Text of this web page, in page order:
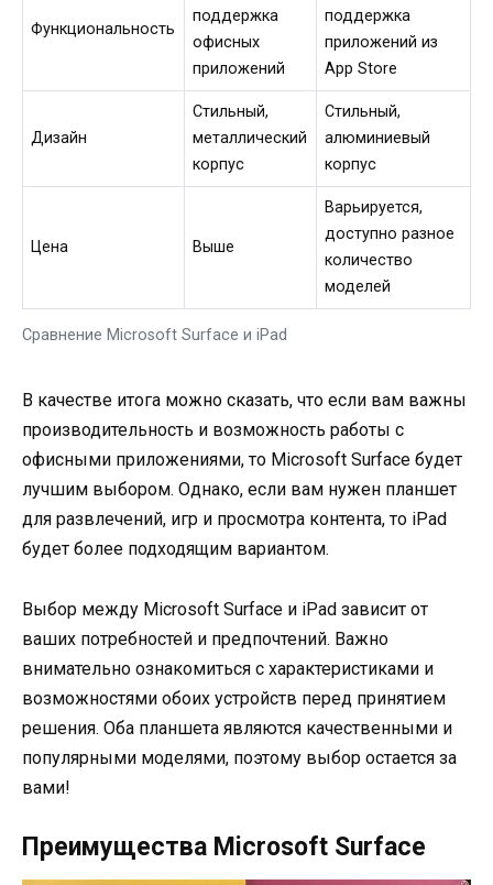
Сравнение Microsoft Surface и iPad
Функциональность
поддержка
офисных
приложений
поддержка
приложений из
App Store
Дизайн
Стильный,
металлический
корпус
Стильный,
алюминиевый
корпус
Цена Выше
Варьируется,
доступно разное
количество
моделей
В качестве итога можно сказать, что если вам важны
производительность и возможность работы с
офисными приложениями, то Microsoft Surface будет
лучшим выбором. Однако, если вам нужен планшет
для развлечений, игр и просмотра контента, то iPad
будет более подходящим вариантом.
Выбор между Microsoft Surface и iPad зависит от
ваших потребностей и предпочтений. Важно
внимательно ознакомиться с характеристиками и
возможностями обоих устройств перед принятием
решения. Оба планшета являются качественными и
популярными моделями, поэтому выбор остается за
вами!
Преимущества Microsoft Surface